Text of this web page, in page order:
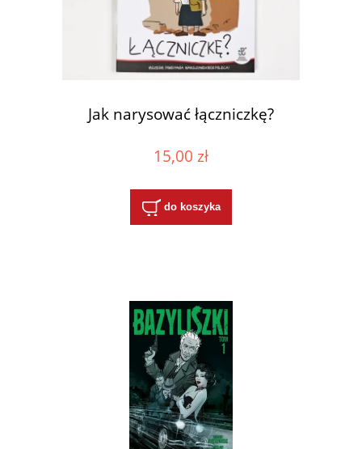
Jak narysować łączniczkę?
15,00 zł
do koszyka